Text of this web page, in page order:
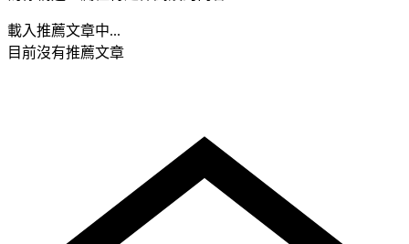
載入推薦文章中...
目前沒有推薦文章